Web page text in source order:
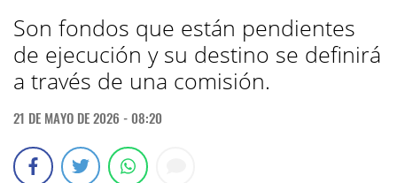
Son fondos que están pendientes
de ejecución y su destino se definirá
a través de una comisión.
21 DE MAYO DE 2026 - 08:20